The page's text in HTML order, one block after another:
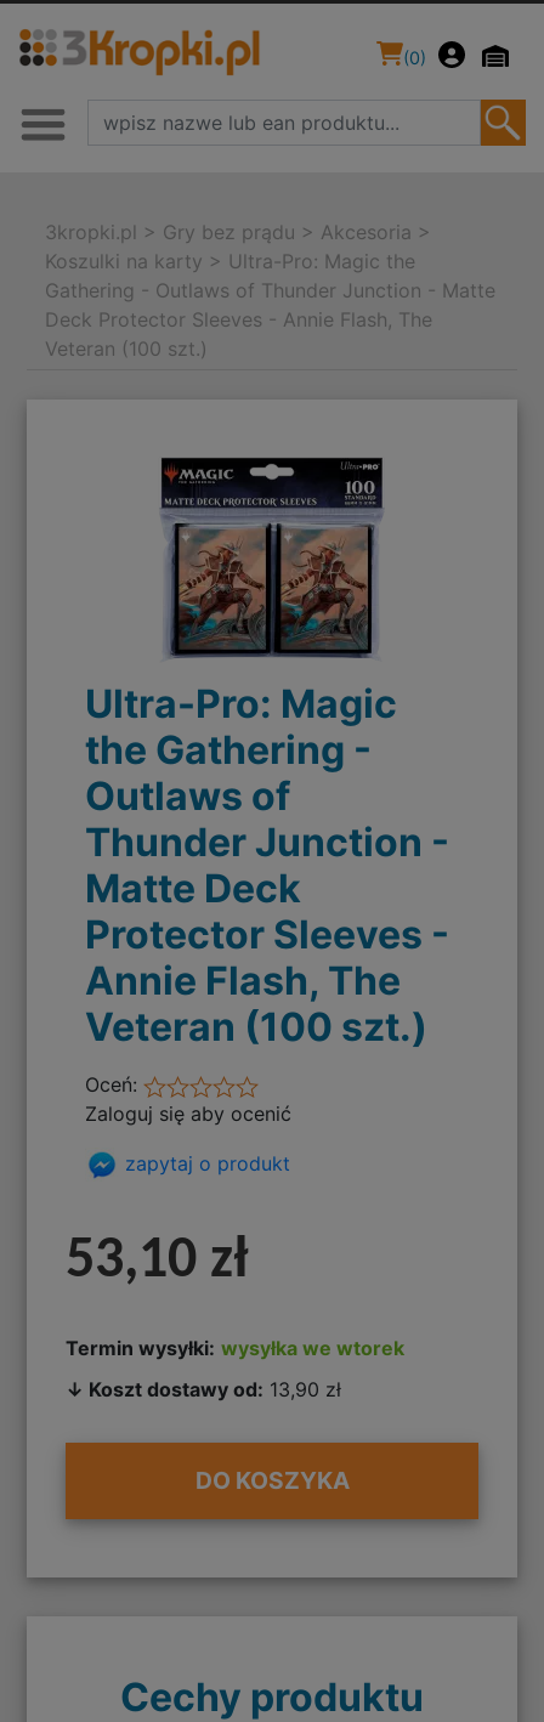
(0)
3kropki.pl > Gry bez prądu > Akcesoria >
Koszulki na karty > Ultra-Pro: Magic the
Gathering - Outlaws of Thunder Junction - Matte
Deck Protector Sleeves - Annie Flash, The
Veteran (100 szt.)
Ultra-Pro: Magic
the Gathering -
Outlaws of
Thunder Junction -
Matte Deck
Protector Sleeves -
Annie Flash, The
Veteran (100 szt.)
Oceń:
Zaloguj się aby ocenić
zapytaj o produkt
53,10 zł
Termin wysyłki: wysyłka we wtorek
↓ Koszt dostawy od: 13,90 zł
DO KOSZYKA
Cechy produktu